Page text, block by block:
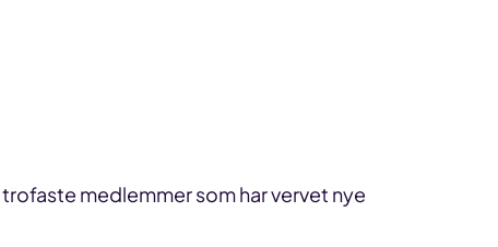
medlemmer som har vervet nye